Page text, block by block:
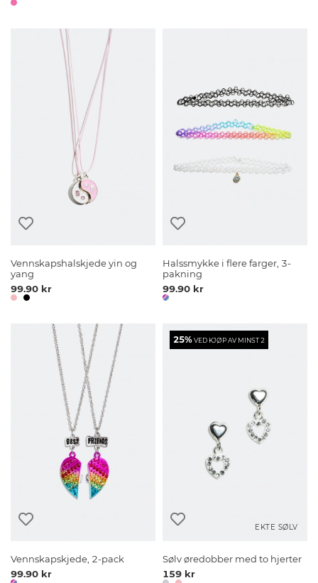
Vennskapshalskjede yin og
yang
99.90 kr
Halssmykke i flere farger, 3-
pakning
99.90 kr
Vennskapskjede, 2-pack
99.90 kr
25%VED KJØP AV MINST 2
EKTE SØLV
Sølv øredobber med to hjerter
159 kr